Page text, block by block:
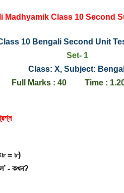
Madhyamik Class 10 Second
10 Bengali Second Unit
Set- 1
Class: X, Subject:
Full Marks : 40 Time :
৮ = ৮)
- কখন?